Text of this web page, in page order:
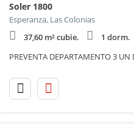
Soler 1800
Esperanza, Las Colonias
37,60 m² cubie.
1 dorm.
PREVENTA DEPARTAMENTO 3